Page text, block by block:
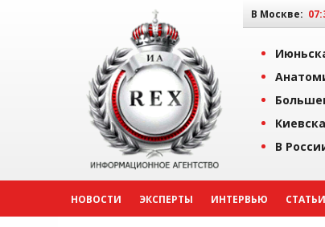
В Москве:
В
НОВОСТИ ЭКСПЕРТЫ ИНТЕРВЬЮ СТАТЬИ